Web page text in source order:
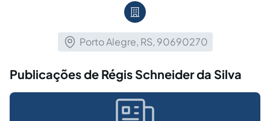
Porto Alegre, RS, 90690270
Publicações de Régis Schneider da Silva